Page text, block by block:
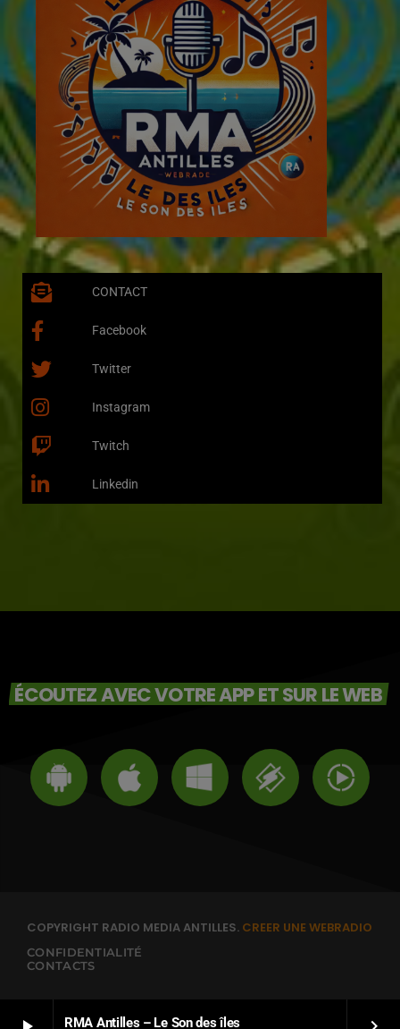
RMA Antilles – Le Son des îles
CONTACT
Facebook
Twitter
Instagram
Twitch
Linkedin
ÉCOUTEZ AVEC VOTRE APP ET SUR LE WEB
COPYRIGHT RADIO MEDIA ANTILLES. CREER UNE WEBRADIO
CONFIDENTIALITÉ
CONTACTS